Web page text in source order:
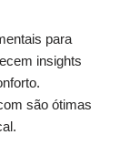
para
insights
são ótimas